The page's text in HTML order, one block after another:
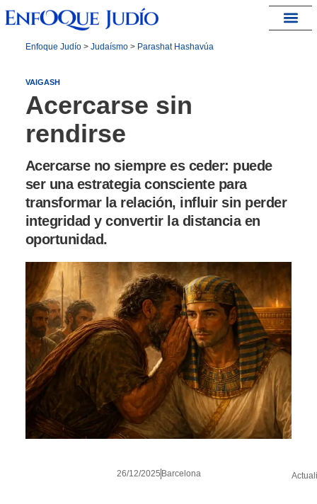
Enfoque Judío> Judaísmo> Parashat Hashavúa
VAIGASH
Acercarse sin
rendirse
Acercarse no siempre es ceder: puede
ser una estrategia consciente para
transformar la relación, influir sin perder
integridad y convertir la distancia en
oportunidad.
26/12/2025 Barcelona